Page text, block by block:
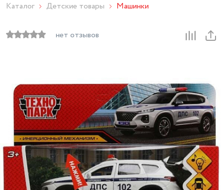
Каталог Детские товары Машинки
нет отзывов